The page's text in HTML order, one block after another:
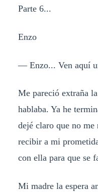
Parte 6...
Enzo
— Enzo... Ven aquí
Me pareció extraña
hablaba. Ya he
dejé claro que no
recibir a mi
con ella para que se
Mi madre la espera